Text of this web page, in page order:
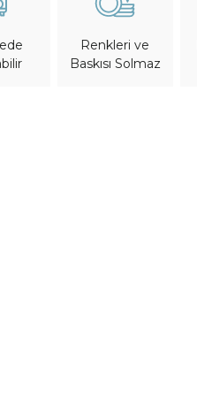
Renkleri ve
Baskısı Solmaz